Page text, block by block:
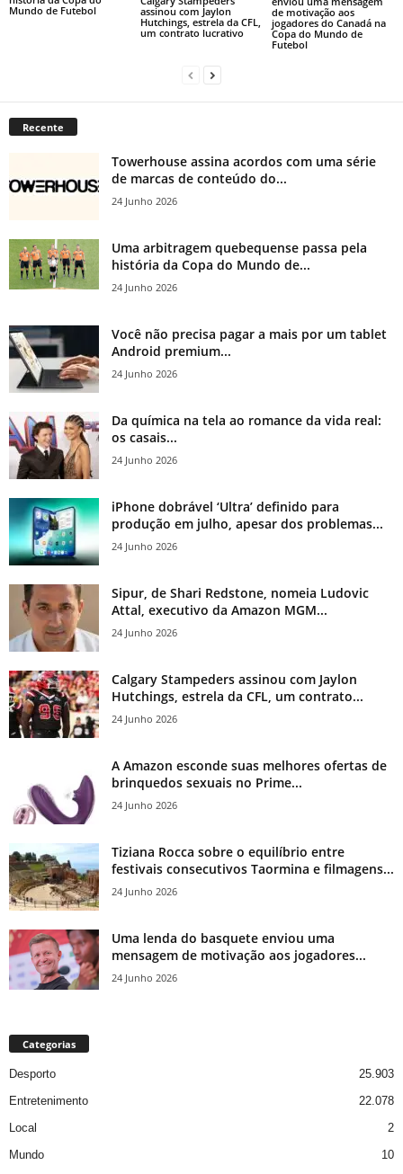
Mundo de Futebol
assinou com Jaylon
Hutchings, estrela da CFL,
um contrato lucrativo
de motivação aos
jogadores do Canadá na
Copa do Mundo de
Futebol
Recente
Towerhouse assina acordos com uma série
de marcas de conteúdo do...
24 Junho 2026
Uma arbitragem quebequense passa pela
história da Copa do Mundo de...
24 Junho 2026
Você não precisa pagar a mais por um tablet
Android premium...
24 Junho 2026
Da química na tela ao romance da vida real:
os casais...
24 Junho 2026
iPhone dobrável ‘Ultra’ definido para
produção em julho, apesar dos problemas...
24 Junho 2026
Sipur, de Shari Redstone, nomeia Ludovic
Attal, executivo da Amazon MGM...
24 Junho 2026
Calgary Stampeders assinou com Jaylon
Hutchings, estrela da CFL, um contrato...
24 Junho 2026
A Amazon esconde suas melhores ofertas de
brinquedos sexuais no Prime...
24 Junho 2026
Tiziana Rocca sobre o equilíbrio entre
festivais consecutivos Taormina e filmagens...
24 Junho 2026
Uma lenda do basquete enviou uma
mensagem de motivação aos jogadores...
24 Junho 2026
Categorias
Desporto
25.903
Entretenimento
22.078
Local
2
Mundo
10